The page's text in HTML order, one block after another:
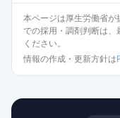
本ページは厚生労働省
での採用・調剤判断は
ください。
情報の作成・更新方針は